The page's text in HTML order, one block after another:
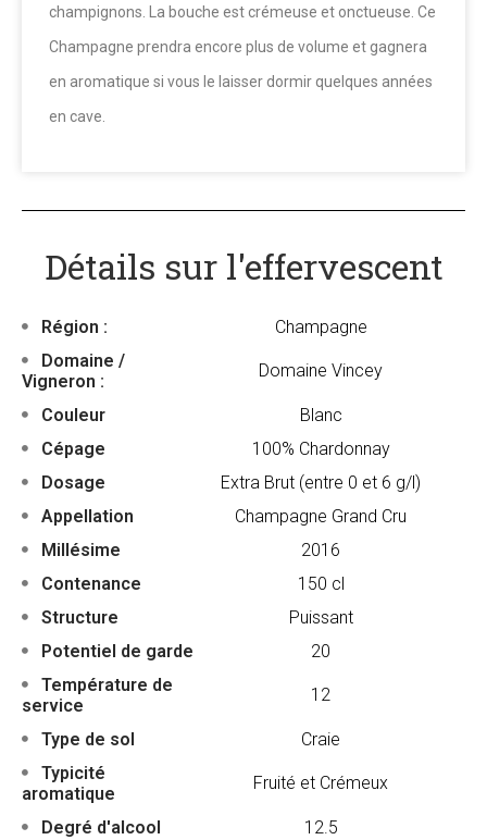
champignons. La bouche est crémeuse et onctueuse. Ce
Champagne prendra encore plus de volume et gagnera
en aromatique si vous le laisser dormir quelques années
en cave.
Détails sur l'effervescent
Région :
Champagne
Domaine /
Vigneron :
Domaine Vincey
Couleur
Blanc
Cépage
100% Chardonnay
Dosage
Extra Brut (entre 0 et 6 g/l)
Appellation
Champagne Grand Cru
Millésime
2016
Contenance
150 cl
Structure
Puissant
Potentiel de garde
20
Température de
service
12
Type de sol
Craie
Typicité
aromatique
Fruité et Crémeux
Degré d'alcool 12.5